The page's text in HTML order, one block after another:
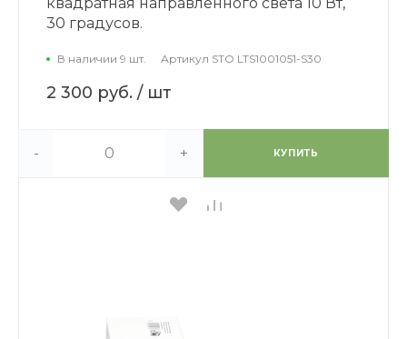
30 градусов.
В наличии 9 шт. Артикул STO LTS1001051-S30
2 300 руб. / шт
- + КУПИТЬ